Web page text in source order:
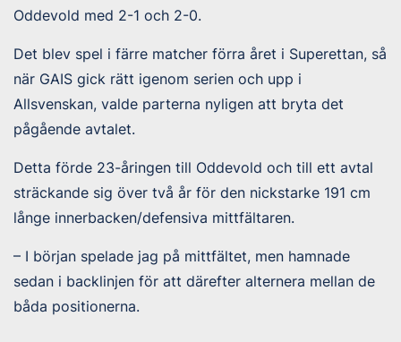
Oddevold med 2-1 och 2-0.
Det blev spel i färre matcher förra året i Superettan, så
när GAIS gick rätt igenom serien och upp i
Allsvenskan, valde parterna nyligen att bryta det
pågående avtalet.
Detta förde 23-åringen till Oddevold och till ett avtal
sträckande sig över två år för den nickstarke 191 cm
långe innerbacken/defensiva mittfältaren.
– I början spelade jag på mittfältet, men hamnade
sedan i backlinjen för att därefter alternera mellan de
båda positionerna.